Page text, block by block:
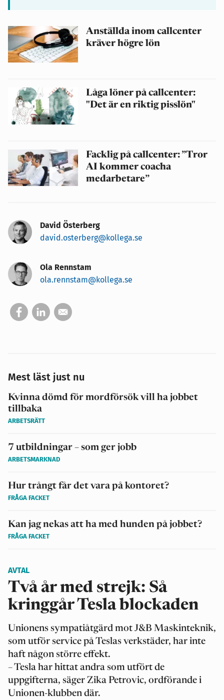
Anställda inom callcenter
kräver högre lön
Låga löner på callcenter:
"Det är en riktig pisslön"
Facklig på callcenter: ”Tror
AI kommer coacha
medarbetare”
David Österberg
david.osterberg@kollega.se
Ola Rennstam
ola.rennstam@kollega.se
Mest läst just nu
Kvinna dömd för mordförsök vill ha jobbet
tillbaka
ARBETSRÄTT
7 utbildningar – som ger jobb
ARBETSMARKNAD
Hur trångt får det vara på kontoret?
FRÅGA FACKET
Kan jag nekas att ha med hunden på jobbet?
FRÅGA FACKET
AVTAL
Två år med strejk: Så
kringgår Tesla blockaden
Unionens sympatiåtgärd mot J&B Maskinteknik,
som utför service på Teslas verkstäder, har inte
haft någon större effekt.
– Tesla har hittat andra som utfört de
uppgifterna, säger Zika Petrovic, ordförande i
Unionen-klubben där.